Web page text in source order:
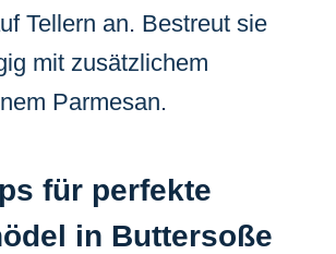
Tellern an. Bestreut sie
mit zusätzlichem
Parmesan.
für perfekte
in Buttersoße